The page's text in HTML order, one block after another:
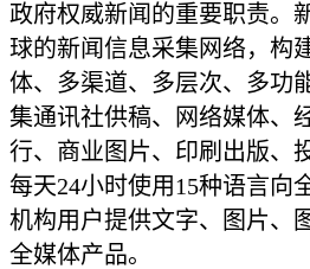
政府权威新闻的重要职责。
球的新闻信息采集网络，构
体、多渠道、多层次、多功
集通讯社供稿、网络媒体、
行、商业图片、印刷出版、
每天24小时使用15种语言向
机构用户提供文字、图片、
全媒体产品。